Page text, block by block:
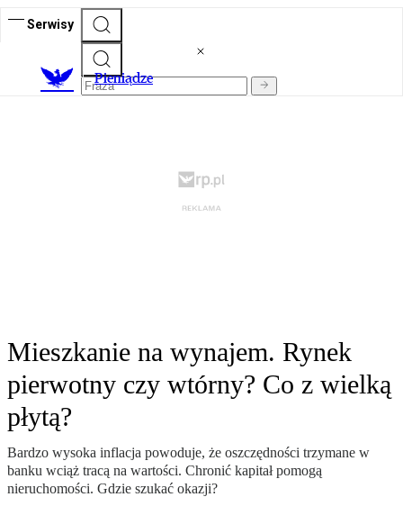
Serwisy
Pieniądze
Mieszkanie na wynajem. Rynek
pierwotny czy wtórny? Co z wielką
płytą?
Bardzo wysoka inflacja powoduje, że oszczędności trzymane w
banku wciąż tracą na wartości. Chronić kapitał pomogą
nieruchomości. Gdzie szukać okazji?